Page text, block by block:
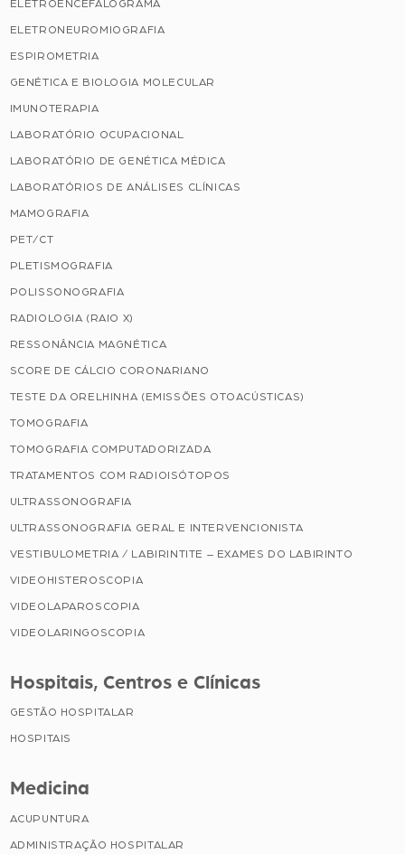
ELETROENCEFALOGRAMA
ELETRONEUROMIOGRAFIA
ESPIROMETRIA
GENÉTICA E BIOLOGIA MOLECULAR
IMUNOTERAPIA
LABORATÓRIO OCUPACIONAL
LABORATÓRIO DE GENÉTICA MÉDICA
LABORATÓRIOS DE ANÁLISES CLÍNICAS
MAMOGRAFIA
PET/CT
PLETISMOGRAFIA
POLISSONOGRAFIA
RADIOLOGIA (RAIO X)
RESSONÂNCIA MAGNÉTICA
SCORE DE CÁLCIO CORONARIANO
TESTE DA ORELHINHA (EMISSÕES OTOACÚSTICAS)
TOMOGRAFIA
TOMOGRAFIA COMPUTADORIZADA
TRATAMENTOS COM RADIOISÓTOPOS
ULTRASSONOGRAFIA
ULTRASSONOGRAFIA GERAL E INTERVENCIONISTA
VESTIBULOMETRIA / LABIRINTITE – EXAMES DO LABIRINTO
VIDEOHISTEROSCOPIA
VIDEOLAPAROSCOPIA
VIDEOLARINGOSCOPIA
Hospitais, Centros e Clínicas
GESTÃO HOSPITALAR
HOSPITAIS
Medicina
ACUPUNTURA
ADMINISTRAÇÃO HOSPITALAR